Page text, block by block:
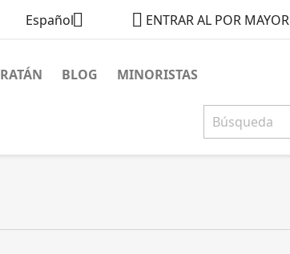
Español  ENTRAR AL POR MAYOR
RATÁN BLOG MINORISTAS